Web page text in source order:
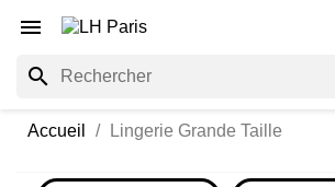

search
Accueil Lingerie Grande Taille